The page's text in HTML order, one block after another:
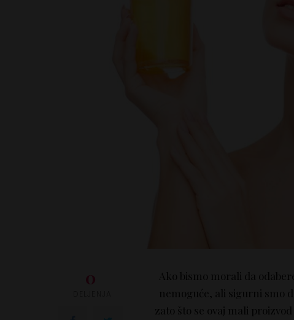
0
Ako bismo morali da
nemoguće, ali sigurni smo
zato što se ovaj mali